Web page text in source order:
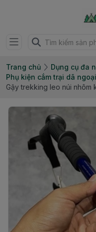
Trang chủ
Dụng cụ đa
Phụ kiện cắm trại dã
Gậy trekking leo núi nhôm